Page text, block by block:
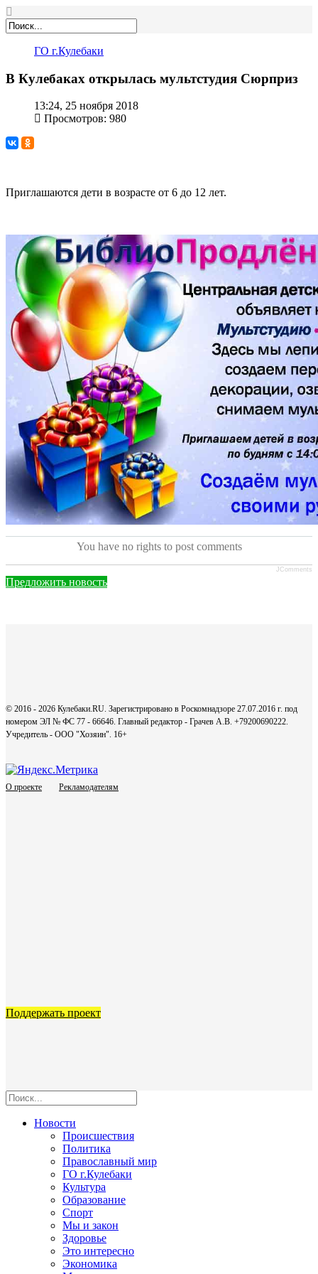
ГО г.Кулебаки
В Кулебаках открылась мультстудия Сюрприз
13:24, 25 ноября 2018
Просмотров: 980
Приглашаются дети в возрасте от 6 до 12 лет.
You have no rights to post comments
JComments
Предложить новость
© 2016 - 2026 Кулебаки.RU. Зарегистрировано в Роскомнадзоре 27.07.2016 г. под
номером ЭЛ № ФС 77 - 66646. Главный редактор - Грачев А.В. +79200690222.
Учредитель - ООО "Хозяин". 16+
О проекте Рекламодателям
Поддержать проект
Новости
Происшествия
Политика
Православный мир
ГО г.Кулебаки
Культура
Образование
Спорт
Мы и закон
Здоровье
Это интересно
Экономика